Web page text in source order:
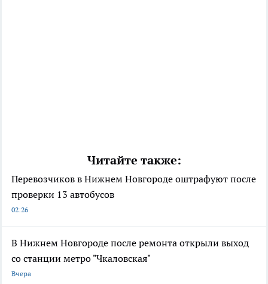
Читайте также:
Перевозчиков в Нижнем Новгороде оштрафуют после
проверки 13 автобусов
02:26
В Нижнем Новгороде после ремонта открыли выход
со станции метро "Чкаловская"
Вчера